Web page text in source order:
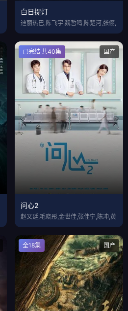
白日提灯
迪丽热巴,陈飞宇,魏哲鸣,陈楚河,张俪,
国产
已完结 共40集
问心2
赵又廷,毛晓彤,金世佳,张佳宁,陈冲,黄
国产
全18集